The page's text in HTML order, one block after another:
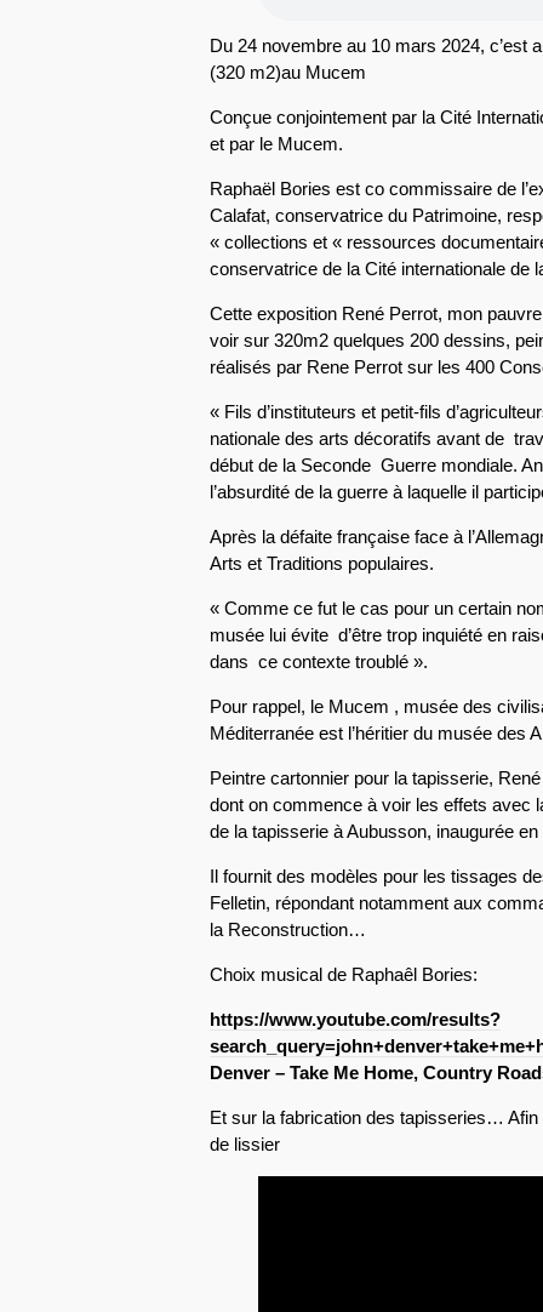
Du 24 novembre au 10 mars 2024, c’est
(320 m2)au Mucem
Conçue conjointement par la Cité
et par le Mucem.
Raphaël Bories est co commissaire de
Calafat, conservatrice du Patrimoine,
« collections et « ressources
conservatrice de la Cité internationale de
Cette exposition René Perrot, mon
voir sur 320m2 quelques 200 dessins,
réalisés par Rene Perrot sur les 400
« Fils d’instituteurs et petit-fils
nationale des arts décoratifs avant de
début de la Seconde Guerre mondiale.
l’absurdité de la guerre à laquelle il
Après la défaite française face à
Arts et Traditions populaires.
« Comme ce fut le cas pour un certain
musée lui évite d’être trop inquiété en
dans ce contexte troublé ».
Pour rappel, le Mucem , musée des
Méditerranée est l’héritier du musée des
Peintre cartonnier pour la tapisserie,
dont on commence à voir les effets avec
de la tapisserie à Aubusson, inaugurée
Il fournit des modèles pour les tissages
Felletin, répondant notamment aux
la Reconstruction…
Choix musical de Raphaêl Bories:
https://www.youtube.com/results?
Denver – Take Me Home, Country
Et sur la fabrication des tapisseries…
de lissier